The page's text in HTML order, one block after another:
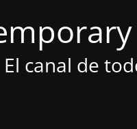
El canal de